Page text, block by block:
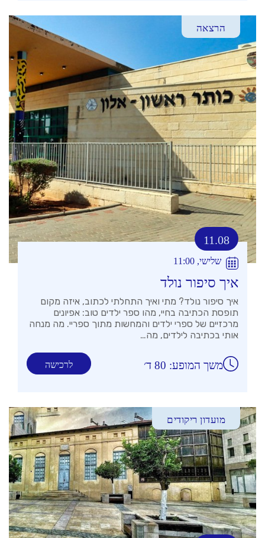
הרצאה
11.08
שלישי, 11:00
איך סיפור נולד
איך סיפור נולד? מתי ואיך התחלתי לכתוב, איזה מקום
תופסת הכתיבה בחיי, מהו ספר ילדים טוב: אפיונים
מרכזיים של ספרי ילדים והמחשות מתוך ספריי. מה מנחה
אותי בכתיבה לילדים, מה…
לרכישה משך המופע: 80 ד׳
מועדון ריקודים